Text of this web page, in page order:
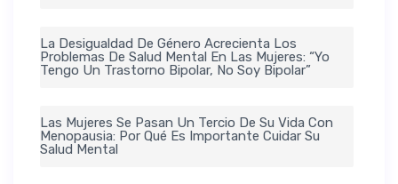
La Desigualdad De Género Acrecienta Los
Problemas De Salud Mental En Las Mujeres: “Yo
Tengo Un Trastorno Bipolar, No Soy Bipolar”
Las Mujeres Se Pasan Un Tercio De Su Vida Con
Menopausia: Por Qué Es Importante Cuidar Su
Salud Mental